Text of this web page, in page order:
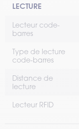
LECTURE
Lecteur code-
barres
Type de lecture
code-barres
Distance de
lecture
Lecteur RFID